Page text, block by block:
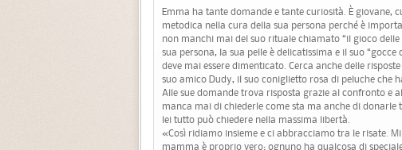
Emma ha tante domande e tante curiosità. È giovane,
metodica nella cura della sua persona perché è
non manchi mai del suo rituale chiamato “il gioco
sua persona, la sua pelle è delicatissima e il suo
deve mai essere dimenticato. Cerca anche delle
suo amico Dudy, il suo coniglietto rosa di peluche che
Alle sue domande trova risposta grazie al confronto e
manca mai di chiederle come sta ma anche di
lei tutto può chiedere nella massima libertà.
«Così ridiamo insieme e ci abbracciamo tra le risate.
mamma è proprio vero: ognuno ha qualcosa di